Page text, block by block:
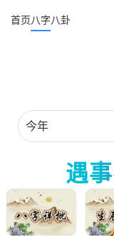
首页八字八卦
遇